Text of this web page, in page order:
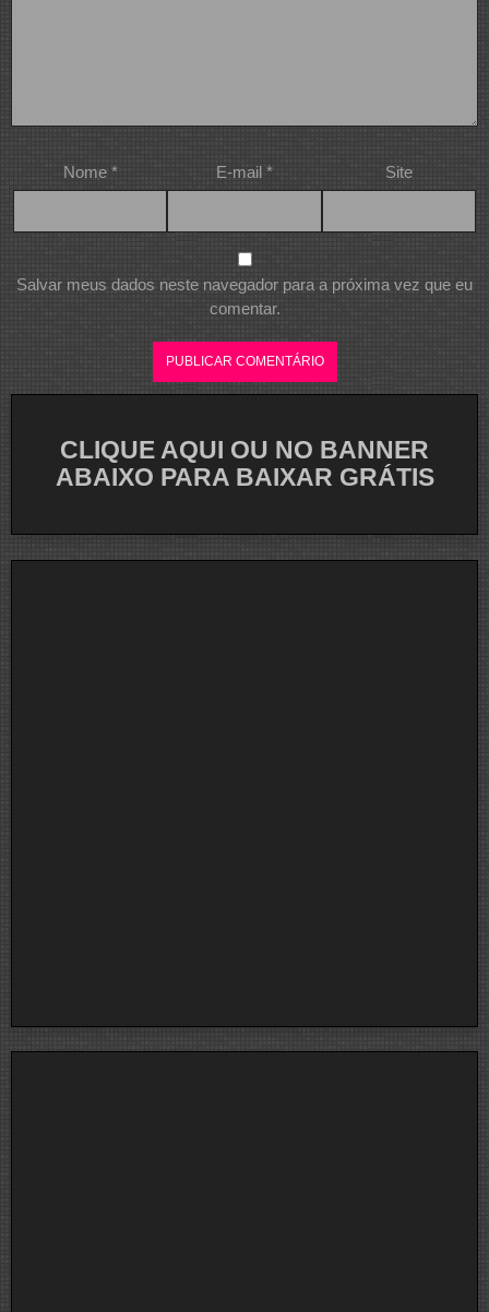
Nome * E-mail * Site
Salvar meus dados neste navegador para a próxima vez que eu
comentar.
CLIQUE AQUI OU NO BANNER
ABAIXO PARA BAIXAR GRÁTIS